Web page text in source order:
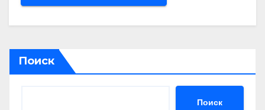
Поиск
Поиск